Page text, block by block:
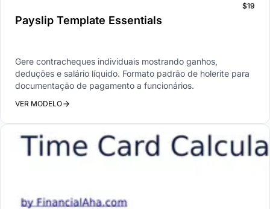
Payslip Template Essentials
$19
Gere contracheques individuais mostrando ganhos,
deduções e salário líquido. Formato padrão de holerite para
documentação de pagamento a funcionários.
VER MODELO